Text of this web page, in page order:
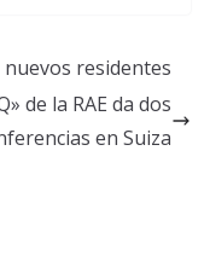
residentes
de la RAE da dos
en Suiza